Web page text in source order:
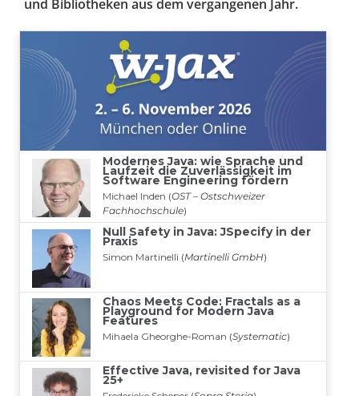
und Bibliotheken aus dem vergangenen Jahr.